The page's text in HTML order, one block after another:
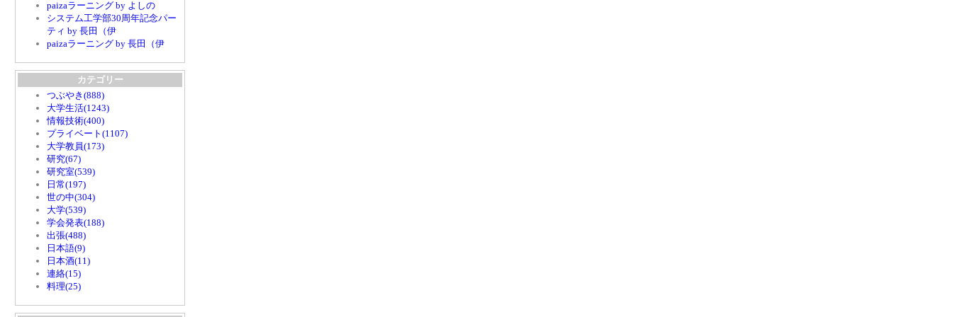
paizaラーニング by よしの
システム工学部30周年記念パー
ティ by 長田（伊
paizaラーニング by 長田（伊
カテゴリー
つぶやき(888)
大学生活(1243)
情報技術(400)
プライベート(1107)
大学教員(173)
研究(67)
研究室(539)
日常(197)
世の中(304)
大学(539)
学会発表(188)
出張(488)
日本語(9)
日本酒(11)
連絡(15)
料理(25)